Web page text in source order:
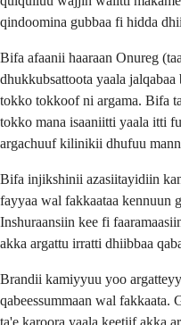
qindoomina gubbaa fi hidda
Bifa afaanii haaraan Onureg
dhukkubsattoota yaala jalqabaa
tokko tokkoof ni argama. Bifa
tokko mana isaaniitti yaala itti
argachuuf kilinikii dhufuu
Bifa injikshinii azasiitayidiin
fayyaa wal fakkaataa kennuun
Inshuraansiin kee fi
akka argattu irratti dhiibbaa
Brandii kamiyyuu yoo
qabeessummaan wal fakkaata.
ta'e karoora yaala keetiif akka